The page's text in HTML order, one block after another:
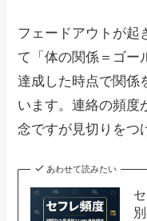
フェードアウトが起
て「体の関係＝ゴー
達成した時点で関係
います。連絡の頻度
念ですが見切りをつ
あわせて読みたい